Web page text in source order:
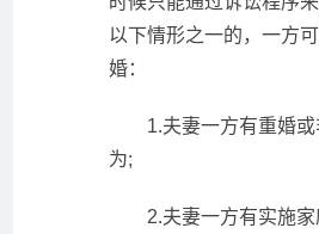
以下情形之一的，一方
婚：
1.夫妻一方有重婚或
为;
2.夫妻一方有实施家